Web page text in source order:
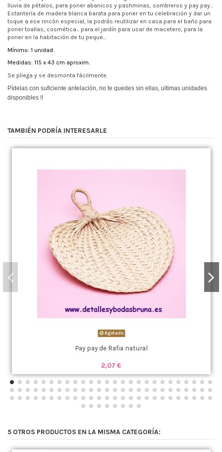
lluvia de pétalos, para poner abanicos y pashminas, sombreros y pay pay...
Estantería de madera blanca barata para poner en tu celebración y dar un
toque a ese rincón especial, la podrás reutilizar en casa para el baño para
poner toallas, cosmética... para el jardín para usar de macetero, para la
poner en la habitación de tu peque...
Mínimo: 1 unidad
Medidas: 115 x 43 cm aproxim.
Se pliega y se desmonta fácilmente.
Pídelas con suficiente antelación, no te quedes sin ellas, ultimas unidades
disponibles !!
TAMBIÉN PODRÍA INTERESARLE
Agotado
Pay pay de Rafia natural
2,07 €
5 OTROS PRODUCTOS EN LA MISMA CATEGORÍA: